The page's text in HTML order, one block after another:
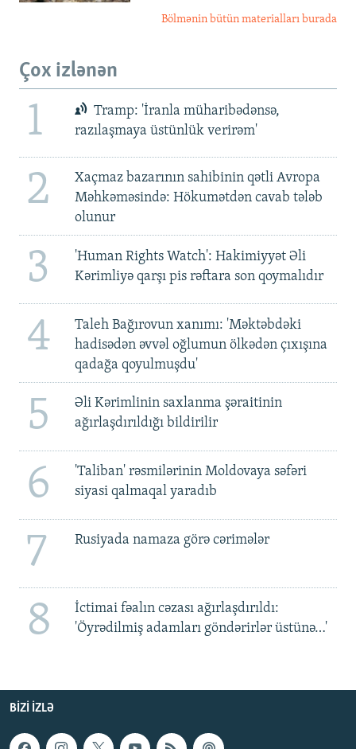
Bölmənin bütün materialları burada
Çox izlənən
1
Tramp: 'İranla müharibədənsə,
razılaşmaya üstünlük verirəm'
2
Xaçmaz bazarının sahibinin qətli Avropa
Məhkəməsində: Hökumətdən cavab tələb
olunur
3
'Human Rights Watch': Hakimiyyət Əli
Kərimliyə qarşı pis rəftara son qoymalıdır
4
Taleh Bağırovun xanımı: 'Məktəbdəki
hadisədən əvvəl oğlumun ölkədən çıxışına
qadağa qoyulmuşdu'
5
Əli Kərimlinin saxlanma şəraitinin
ağırlaşdırıldığı bildirilir
6
'Taliban' rəsmilərinin Moldovaya səfəri
siyasi qalmaqal yaradıb
7 Rusiyada namaza görə cərimələr
8
İctimai fəalın cəzası ağırlaşdırıldı:
'Öyrədilmiş adamları göndərirlər üstünə…'
BIZI IZLƏ